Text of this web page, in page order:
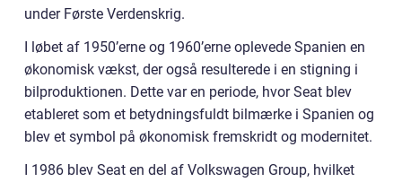
under Første Verdenskrig.
I løbet af 1950’erne og 1960’erne oplevede Spanien en
økonomisk vækst, der også resulterede i en stigning i
bilproduktionen. Dette var en periode, hvor Seat blev
etableret som et betydningsfuldt bilmærke i Spanien og
blev et symbol på økonomisk fremskridt og modernitet.
I 1986 blev Seat en del af Volkswagen Group, hvilket